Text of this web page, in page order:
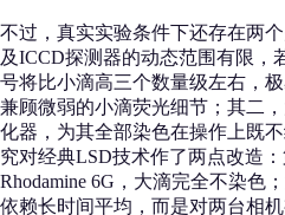
不过，真实实验条件下还存在两
及ICCD探测器的动态范围有限，
号将比小滴高三个数量级左右，
兼顾微弱的小滴荧光细节；其二
化器，为其全部染色在操作上既
究对经典LSD技术作了两点改造
Rhodamine 6G，大滴完全不染色
依赖长时间平均，而是对两台相